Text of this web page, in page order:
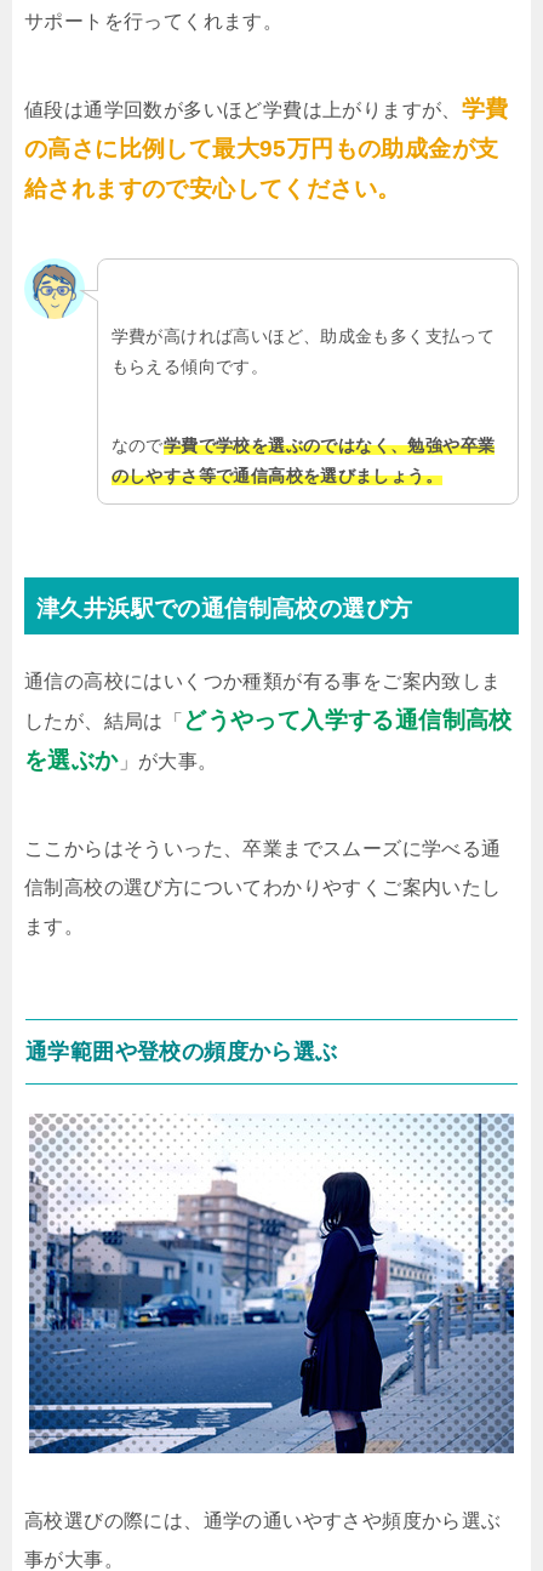
サポートを行ってくれます。
値段は通学回数が多いほど学費は上がりますが、 学費
の高さに比例して最大95万円もの助成金が支
給されますので安心してください。
学費が高ければ高いほど、助成金も多く支払って
もらえる傾向です。
なので学費で学校を選ぶのではなく、勉強や卒業
のしやすさ等で通信高校を選びましょう。
津久井浜駅での通信制高校の選び方
通信の高校にはいくつか種類が有る事をご案内致しま
したが、結局は「 どうやって入学する通信制高校
を選ぶか」が大事。
ここからはそういった、卒業までスムーズに学べる通
信制高校の選び方についてわかりやすくご案内いたし
ます。
通学範囲や登校の頻度から選ぶ
高校選びの際には、通学の通いやすさや頻度から選ぶ
事が大事。